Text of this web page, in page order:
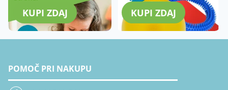
KUPI ZDAJ KUPI ZDAJ
POMOČ PRI NAKUPU